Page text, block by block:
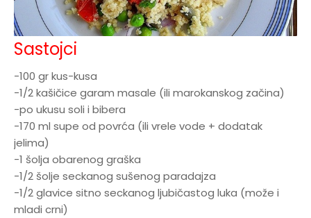
Sastojci
-100 gr kus-kusa
-1/2 kašičice garam masale (ili marokanskog začina)
-po ukusu soli i bibera
-170 ml supe od povrća (ili vrele vode + dodatak
jelima)
-1 šolja obarenog graška
-1/2 šolje seckanog sušenog paradajza
-1/2 glavice sitno seckanog ljubičastog luka (može i
mladi crni)